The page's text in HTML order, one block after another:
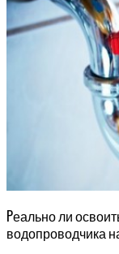
Реально ли
водопроводчика